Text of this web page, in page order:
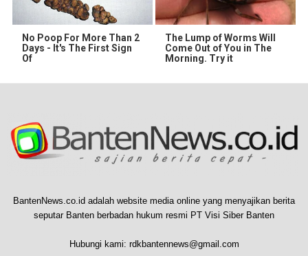
No Poop For More Than 2
Days - It's The First Sign
Of
The Lump of Worms Will
Come Out of You in The
Morning. Try it
BantenNews.co.id adalah website media online yang menyajikan berita
seputar Banten berbadan hukum resmi PT Visi Siber Banten
Hubungi kami: rdkbantennews@gmail.com